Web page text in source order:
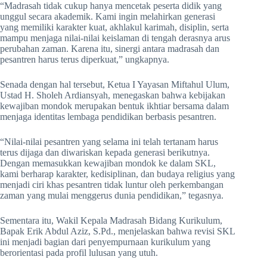
“Madrasah tidak cukup hanya mencetak peserta didik yang
unggul secara akademik. Kami ingin melahirkan generasi
yang memiliki karakter kuat, akhlakul karimah, disiplin, serta
mampu menjaga nilai-nilai keislaman di tengah derasnya arus
perubahan zaman. Karena itu, sinergi antara madrasah dan
pesantren harus terus diperkuat,” ungkapnya.
Senada dengan hal tersebut, Ketua I Yayasan Miftahul Ulum,
Ustad H. Sholeh Ardiansyah, menegaskan bahwa kebijakan
kewajiban mondok merupakan bentuk ikhtiar bersama dalam
menjaga identitas lembaga pendidikan berbasis pesantren.
“Nilai-nilai pesantren yang selama ini telah tertanam harus
terus dijaga dan diwariskan kepada generasi berikutnya.
Dengan memasukkan kewajiban mondok ke dalam SKL,
kami berharap karakter, kedisiplinan, dan budaya religius yang
menjadi ciri khas pesantren tidak luntur oleh perkembangan
zaman yang mulai menggerus dunia pendidikan,” tegasnya.
Sementara itu, Wakil Kepala Madrasah Bidang Kurikulum,
Bapak Erik Abdul Aziz, S.Pd., menjelaskan bahwa revisi SKL
ini menjadi bagian dari penyempurnaan kurikulum yang
berorientasi pada profil lulusan yang utuh.